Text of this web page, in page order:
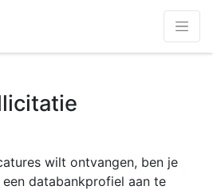
wilt ontvangen, ben je
databankprofiel aan te